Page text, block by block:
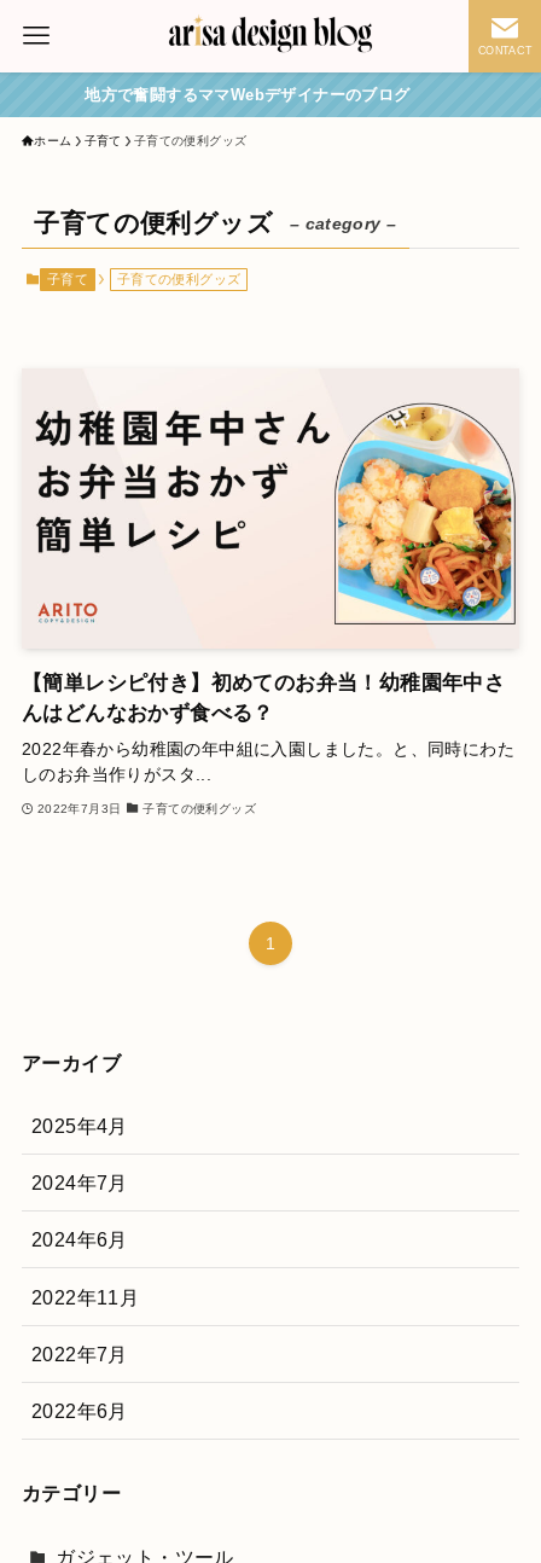
CONTACT
地方で奮闘するママWebデザイナーのブログ
ホーム 子育て 子育ての便利グッズ
子育ての便利グッズ – category –
子育て 子育ての便利グッズ
【簡単レシピ付き】初めてのお弁当！幼稚園年中さ
んはどんなおかず食べる？
2022年春から幼稚園の年中組に入園しました。と、同時にわた
しのお弁当作りがスタ...
2022年7月3日 子育ての便利グッズ
1
アーカイブ
2025年4月
2024年7月
2024年6月
2022年11月
2022年7月
2022年6月
カテゴリー
ガジェット・ツール